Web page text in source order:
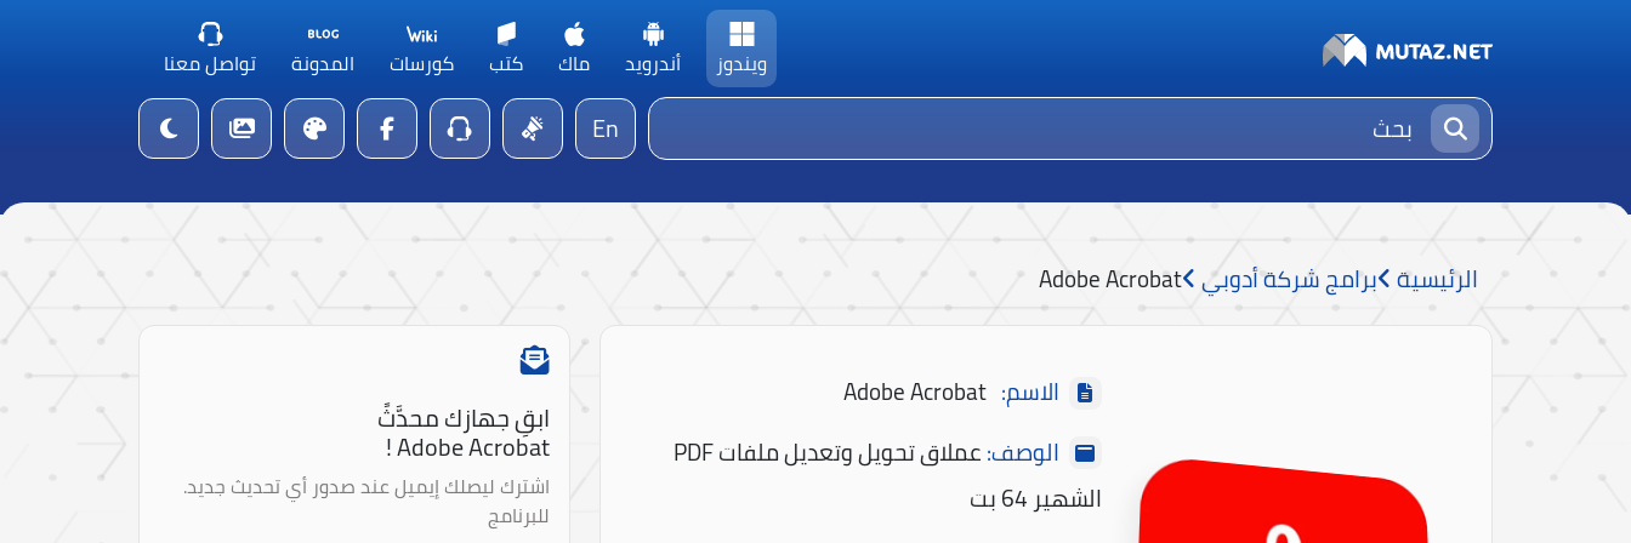
ويندوز أندرويد ماك كتب كورسات المدونة تواصل معنا
En
الرئيسية برامج شركة أدوبي Adobe Acrobat
الاسم: Adobe Acrobat
الوصف:
عملاق تحويل وتعديل ملفات PDF
الشهير 64 بت
ابقِ جهازك محدَّثً
Adobe Acrobat !
اشترك ليصلك إيميل عند صدور أي تحديث جديد.
للبرنامج